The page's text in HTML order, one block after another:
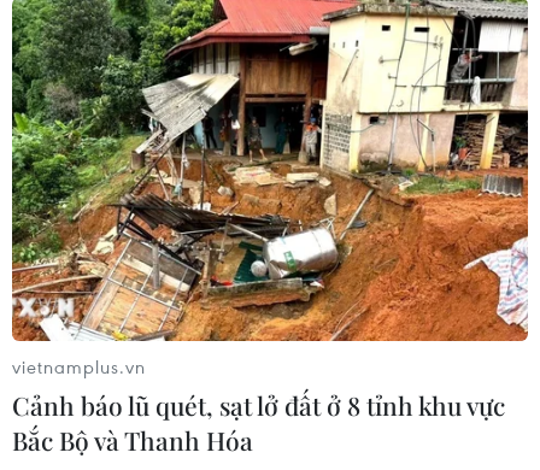
Thái Lan đón gần 19 triệu lượt du
khách quốc tế trong 7 tháng của năm
2026
04/08/2026 04:09
Chuỗi sự kiện "Yên Tử - Sắc Thu
thiền định" trở lại với nhiều trải
nghiệm mới
04/08/2026 02:51
Chính quyền gần dân, tạo nền móng
vietnamplus.vn
Cảnh báo lũ quét, sạt lở đất ở 8 tỉnh khu vực
Bắc Bộ và Thanh Hóa